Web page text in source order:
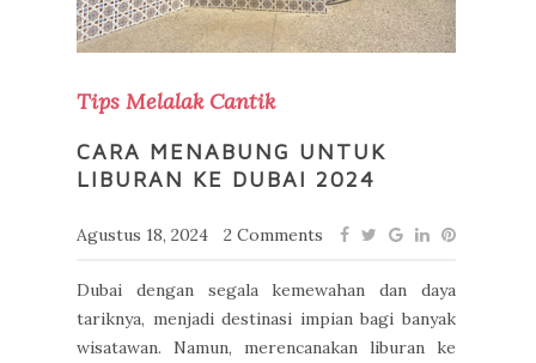
Tips Melalak Cantik
CARA MENABUNG UNTUK
LIBURAN KE DUBAI 2024
Agustus 18, 2024 2 Comments
Dubai dengan segala kemewahan dan daya
tariknya, menjadi destinasi impian bagi banyak
wisatawan. Namun, merencanakan liburan ke